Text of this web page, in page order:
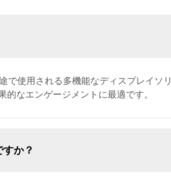
で使用される多機能なディスプレイソリ
なエンゲージメントに最適です。
か？